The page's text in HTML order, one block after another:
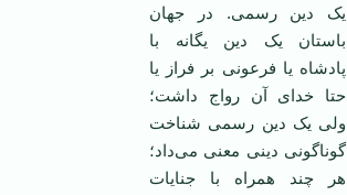
یک دین رسمی. در جهان
باستان یک دین یگانه با
پادشاه یا فرعونی بر فراز یا
حتا خدای آن رواج داشت؛
ولی یک دین رسمی شناخت
گوناگونی دینی معنی می‌داد؛
هر چند همراه با جنایات